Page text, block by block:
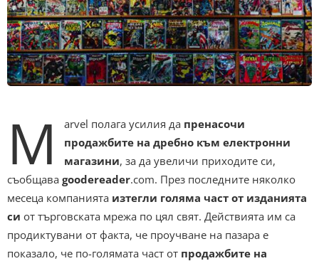
M arvel полага усилия да пренасочи
продажбите на дребно към електронни
магазини, за да увеличи приходите си,
съобщава goodereader.com. През последните няколко
месеца компанията изтегли голяма част от изданията
си от търговската мрежа по цял свят. Действията им са
продиктувани от факта, че проучване на пазара е
показало, че по-голямата част от продажбите на